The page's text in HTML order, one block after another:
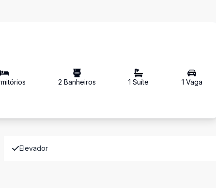
s 2 Banheiros 1 Suíte 1 Vaga
Elevador